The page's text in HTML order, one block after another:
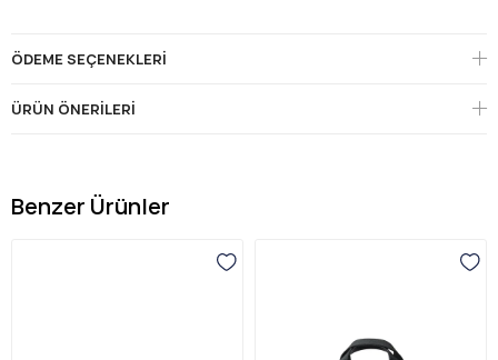
ÖDEME SEÇENEKLERI
ÜRÜN ÖNERILERI
Benzer Ürünler